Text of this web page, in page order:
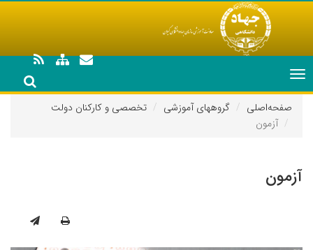
Toggle
navigation
صفحه‌اصلی
گروههای آموزشی
تخصصی و کارکنان دولت
آزمون
آزمون